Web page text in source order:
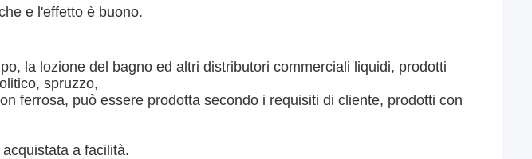
e l'effetto è buono.
la lozione del bagno ed altri distributori commerciali liquidi, prodotti
spruzzo,
ferrosa, può essere prodotta secondo i requisiti di cliente, prodotti con
a facilità.